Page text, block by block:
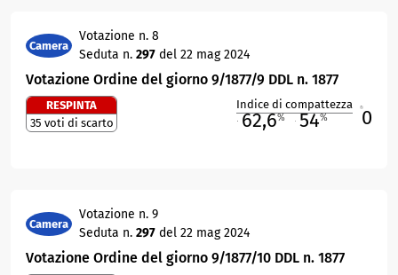
Camera
Votazione n. 8
Seduta n. 297 del 22 mag 2024
Votazione Ordine del giorno 9/1877/9 DDL n. 1877
RESPINTA
35 voti di scarto
Indice di compattezza
62,6% 54% 0
Camera
Votazione n. 9
Seduta n. 297 del 22 mag 2024
Votazione Ordine del giorno 9/1877/10 DDL n. 1877